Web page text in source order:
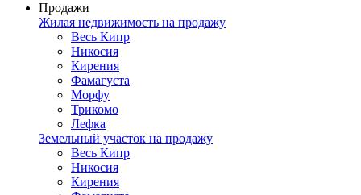
Продажи
Жилая недвижимость на продажу
Весь Кипр
Никосия
Кирения
Фамагуста
Морфу
Трикомо
Лефка
Земельный участок на продажу
Весь Кипр
Никосия
Кирения